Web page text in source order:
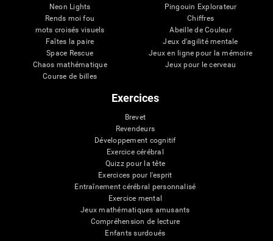
Neon Lights
Rends moi fou
mots croisés visuels
Faîtes la paire
Space Rescue
Chaos mathématique
Course de billes
Pingouin Explorateur
Chiffres
Abeille de Couleur
Jeux d'agilité mentale
Jeux en ligne pour la mémoire
Jeux pour le cerveau
Exercices
Brevet
Revendeurs
Développement cognitif
Exercice cérébral
Quizz pour la tête
Exercices pour l'esprit
Entraînement cérébral personnalisé
Exercice mental
Jeux mathématiques amusants
Compréhension de lecture
Enfants surdoués